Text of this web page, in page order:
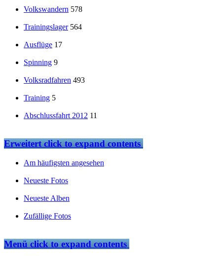
Volkswandern 578
Trainingslager 564
Ausflüge 17
Spinning 9
Volksradfahren 493
Training 5
Abschlussfahrt 2012 11
Erweitertclick to expand contents
Am häufigsten angesehen
Neueste Fotos
Neueste Alben
Zufällige Fotos
Menüclick to expand contents